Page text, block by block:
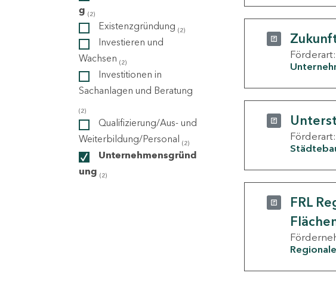
g (2)
Existenzgründung (2)
Investieren und
Wachsen (2)
Investitionen in
Sachanlagen und Beratung
(2)
Qualifizierung/Aus- und
Weiterbildung/Personal (2)
Unternehmensgründ
ung (2)
Förderart:
Förderart:
FRL